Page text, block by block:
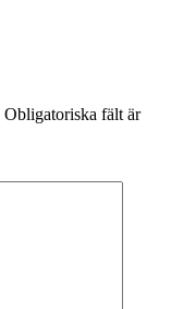
Obligatoriska fält är